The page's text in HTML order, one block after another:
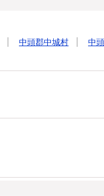
中頭郡中城村
中